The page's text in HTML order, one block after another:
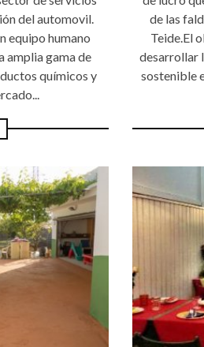
del automovil.
equipo humano
amplia gama de
químicos y
de las
Teide.El
desarrollar
sostenible